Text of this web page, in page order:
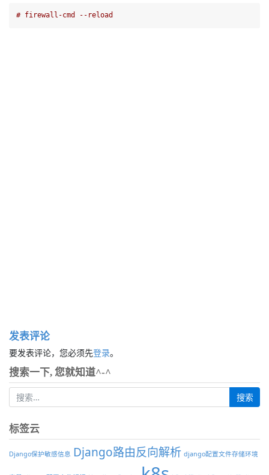
# firewall-cmd --reload
发表评论
要发表评论，您必须先登录。
搜索一下, 您就知道^-^
标签云
Django保护敏感信息 Django路由反向解析 django配置文件存储环境